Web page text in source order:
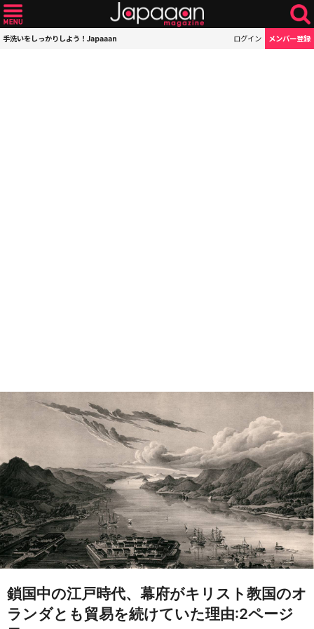
手洗いをしっかりしよう！Japaaan ログイン メンバー登録
鎖国中の江戸時代、幕府がキリスト教国のオ
ランダとも貿易を続けていた理由:2ページ